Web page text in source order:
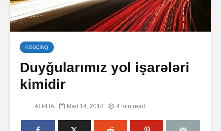
KOUÇİNQ
Duyğularımız yol işarələri
kimidir
ALPHA Mart 14, 2018 4 min read